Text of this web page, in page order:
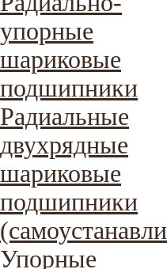
упорные
шариковые
подшипники
Радиальные
двухрядные
шариковые
подшипники
Упорные